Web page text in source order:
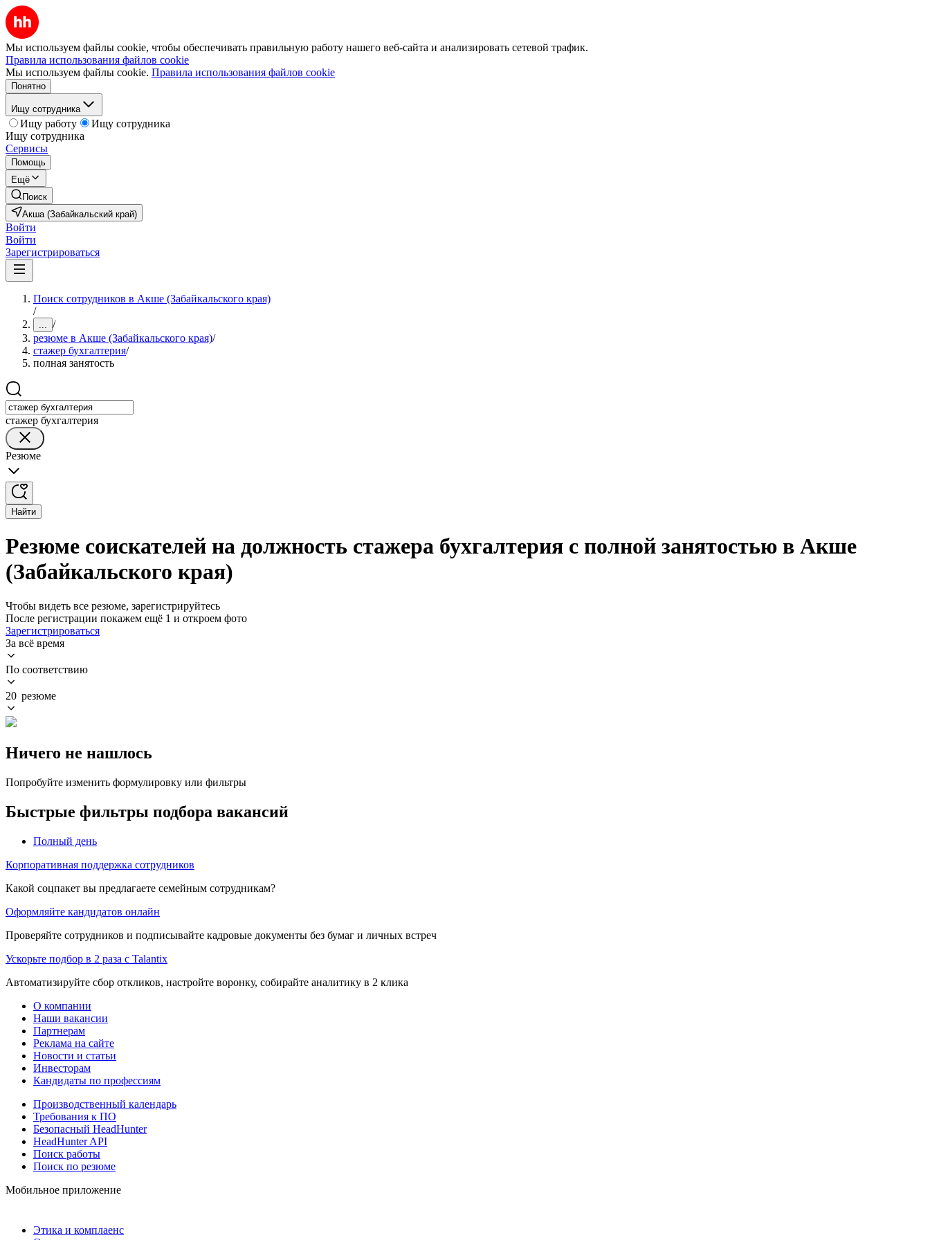
Мы используем файлы cookie, чтобы обеспечивать правильную работу нашего веб-сайта и анализировать сетевой трафик.
Правила использования файлов cookie
Мы используем файлы cookie. Правила использования файлов cookie
Понятно
Ищу сотрудника
Ищу работу
Ищу сотрудника
Ищу сотрудника
Сервисы
Помощь
Ещё
Поиск
Акша (Забайкальский край)
Войти
Войти
Зарегистрироваться
Поиск сотрудников в Акше (Забайкальского края)
/
... /
резюме в Акше (Забайкальского края)/
стажер бухгалтерия/
полная занятость
стажер бухгалтерия
Резюме
Найти
Резюме соискателей на должность стажера бухгалтерия с полной занятостью в Акше
(Забайкальского края)
Чтобы видеть все резюме, зарегистрируйтесь
После регистрации покажем ещё 1 и откроем фото
Зарегистрироваться
За всё время
По соответствию
20 резюме
Ничего не нашлось
Попробуйте изменить формулировку или фильтры
Быстрые фильтры подбора вакансий
Полный день
Корпоративная поддержка сотрудников
Какой соцпакет вы предлагаете семейным сотрудникам?
Оформляйте кандидатов онлайн
Проверяйте сотрудников и подписывайте кадровые документы без бумаг и личных встреч
Ускорьте подбор в 2 раза с Talantix
Автоматизируйте сбор откликов, настройте воронку, собирайте аналитику в 2 клика
О компании
Наши вакансии
Партнерам
Реклама на сайте
Новости и статьи
Инвесторам
Кандидаты по профессиям
Производственный календарь
Требования к ПО
Безопасный HeadHunter
HeadHunter API
Поиск работы
Поиск по резюме
Мобильное приложение
Этика и комплаенс